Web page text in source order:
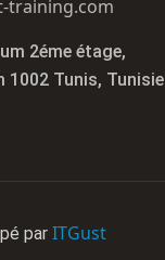
training.com
2éme étage,
1002 Tunis, Tunisie
par ITGust